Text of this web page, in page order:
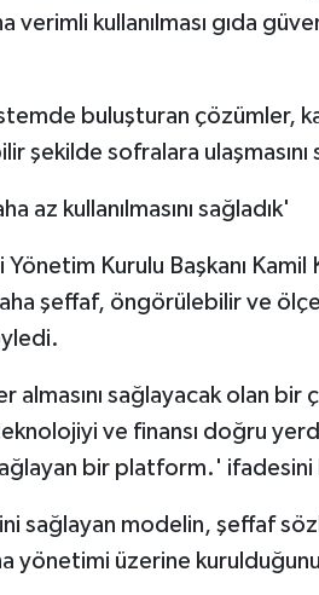
verimli kullanılması gıda
buluşturan çözümler,
şekilde sofralara ulaşmasını
az kullanılmasını sağladık'
Kurulu Başkanı Kamil
şeffaf, öngörülebilir ve
almasını sağlayacak olan bir
ve finansı doğru
bir platform.' ifadesini
sağlayan modelin, şeffaf
yönetimi üzerine